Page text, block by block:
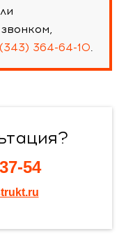
364-64-10.
54